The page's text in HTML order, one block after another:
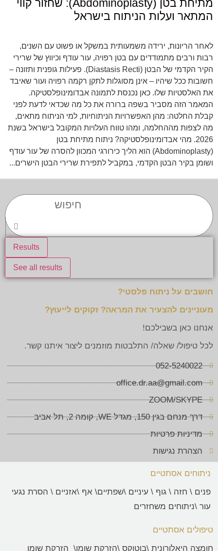
מתיחת בטן (Abdominoplasty): שחזור קווי
המתאר ועלות הניתוח בישראל
לאחר הריונות, ירידה משמעותית במשקל או פשוט עם השנים,
רבות ורבים מתמודדים עם בטן רפויה, עור עודף וכיווץ של שרירי
הקיר הקדמי של הבטן (Diastasis Recti). פעילות גופנית ותזונה –
חשובות ככל שיהיו – אינן מסוגלות לתקן רקמה רפויה ועור שאיבד
את האלסטיות שלו. כאן נכנסת לתמונה אבדומינופלסטיקה.
המאמר הזה מסביר בשפה ברורה את כל מה שכדאי לדעת לפני
קבלת החלטה: מהן האפשרויות הניתוחיות, למי הניתוח מתאים,
מה לצפות מההחלמה, ומהו טווח העלויות המקובל בישראל בשנת
2026. מהי אבדומינופלסטיקה? ניתוח מתיחת בטן
(Abdominoplasty) הוא הליך כירורגי המכוון להסרה של עור עודף
ושומן בקיר הבטן הקדמי, במקביל לתפירת שרירי הבטן הישרים...
Results
See all results
חושבים על ניתוח פלסטי?
מעוניינים להצעיר את המראה? זקוקים לייעוץ?
אנחנו כאן בשבילכם!
לכל טיפול/ שאלה/ התלבטות מוזמנים ליצור איתנו קשר.
052-5240022
office.dr.aa@gmail.com
ZOOM/SKYPE
דרך מנחם בגין 150, מגדל WE, קומה 2, תל אביב
מדיניות פרטיות
הצהרת נגישות
ניתוחים אסתטיים
פנים \ חזה \ גוף \ עיניים \שפתיים\ אף \אזניים \ הסרת נגעי
עור \ניתוחים משחזרים
טיפולים אסתטיים
חומצה היאלורונית \בוטוקס \הזרקת שומן\ הזרקת שומן